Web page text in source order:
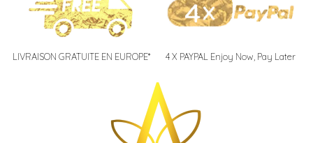
LIVRAISON GRATUITE EN EUROPE* 4 X PAYPAL Enjoy Now, Pay Later